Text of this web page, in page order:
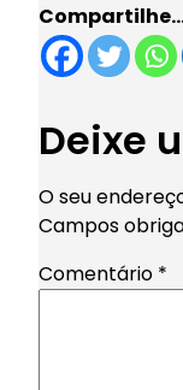
Deixe
O seu
Campos
Comentário *